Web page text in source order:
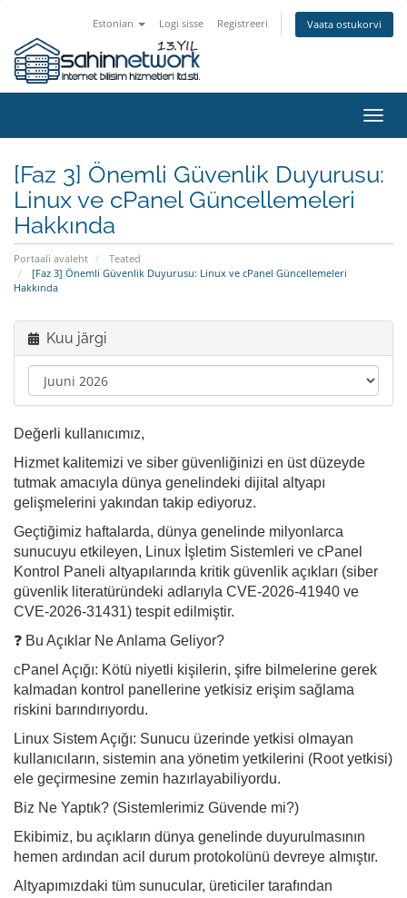
Estonian Logi sisse Registreeri Vaata ostukorvi
[Faz 3] Önemli Güvenlik Duyurusu:
Linux ve cPanel Güncellemeleri
Hakkında
Portaali avaleht
Teated
[Faz 3] Önemli Güvenlik Duyurusu: Linux ve cPanel Güncellemeleri
Hakkında
Kuu järgi
Değerli kullanıcımız,
Hizmet kalitemizi ve siber güvenliğinizi en üst düzeyde
tutmak amacıyla dünya genelindeki dijital altyapı
gelişmelerini yakından takip ediyoruz.
Geçtiğimiz haftalarda, dünya genelinde milyonlarca
sunucuyu etkileyen, Linux İşletim Sistemleri ve cPanel
Kontrol Paneli altyapılarında kritik güvenlik açıkları (siber
güvenlik literatüründeki adlarıyla CVE-2026-41940 ve
CVE-2026-31431) tespit edilmiştir.
❓ Bu Açıklar Ne Anlama Geliyor?
cPanel Açığı: Kötü niyetli kişilerin, şifre bilmelerine gerek
kalmadan kontrol panellerine yetkisiz erişim sağlama
riskini barındırıyordu.
Linux Sistem Açığı: Sunucu üzerinde yetkisi olmayan
kullanıcıların, sistemin ana yönetim yetkilerini (Root yetkisi)
ele geçirmesine zemin hazırlayabiliyordu.
Biz Ne Yaptık? (Sistemlerimiz Güvende mi?)
Ekibimiz, bu açıkların dünya genelinde duyurulmasının
hemen ardından acil durum protokolünü devreye almıştır.
Altyapımızdaki tüm sunucular, üreticiler tarafından